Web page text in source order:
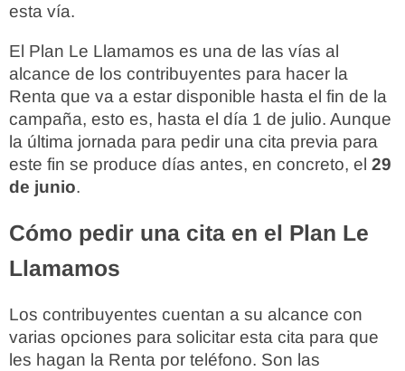
esta vía.
El Plan Le Llamamos es una de las vías al
alcance de los contribuyentes para hacer la
Renta que va a estar disponible hasta el fin de la
campaña, esto es, hasta el día 1 de julio. Aunque
la última jornada para pedir una cita previa para
este fin se produce días antes, en concreto, el 29
de junio.
Cómo pedir una cita en el Plan Le
Llamamos
Los contribuyentes cuentan a su alcance con
varias opciones para solicitar esta cita para que
les hagan la Renta por teléfono. Son las